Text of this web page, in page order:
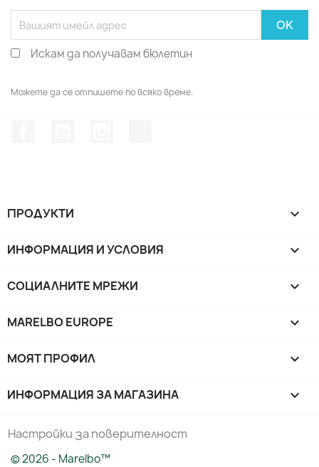
Искам да получавам бюлетин
Можете да се отпишете по всяко време.
ПРОДУКТИ 
ИНФОРМАЦИЯ И УСЛОВИЯ 
СОЦИАЛНИТЕ МРЕЖИ 
MARELBO EUROPE 
МОЯТ ПРОФИЛ 
ИНФОРМАЦИЯ ЗА МАГАЗИНА keyboard_arrow_down
Настройки за поверителност
© 2026 - Marelbo™